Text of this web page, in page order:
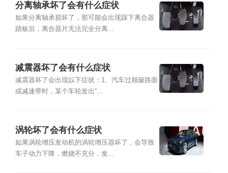
分离轴承坏了会有什么症状
如果分离轴承损坏了，那可能会出现踩下离合器
踏板后，离合器片无法完全分离...
减震器坏了会有什么症状
减震器坏了会出现以下症状：1、汽车过颠簸路面
或减速带时，某个车轮发出“...
涡轮坏了会有什么症状
如果涡轮增压发动机的涡轮增压器坏了，会导致
车子动力下降，燃烧不充分，发...